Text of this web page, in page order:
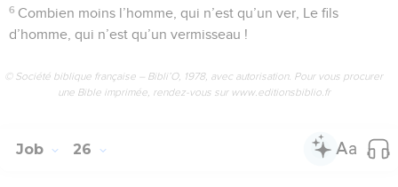
6 Combien moins l’homme, qui n’est qu’un ver, Le fils
d’homme, qui n’est qu’un vermisseau !
© Société biblique française – Bibli’O, 1978, avec autorisation. Pour vous procurer
une Bible imprimée, rendez-vous sur www.editionsbiblio.fr
Job 26